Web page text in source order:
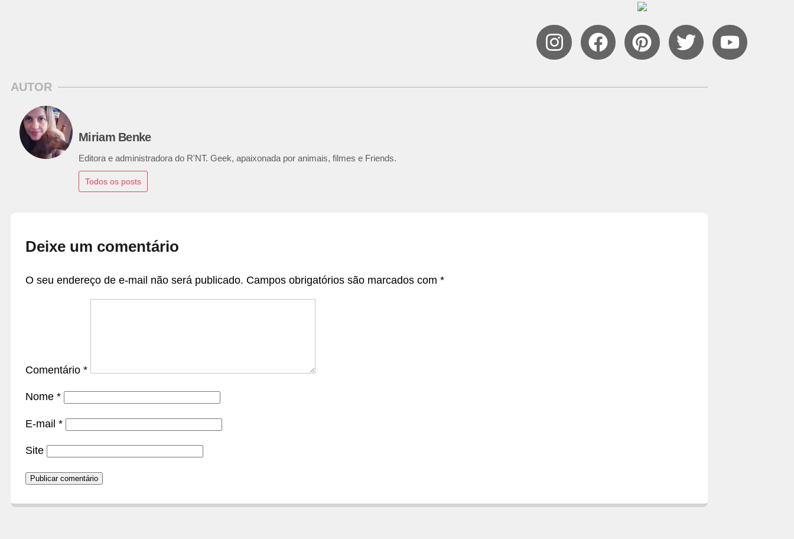
AUTOR
Miriam Benke
Editora e administradora do R'NT. Geek, apaixonada por animais, filmes e Friends.
Todos os posts
Deixe um comentário
O seu endereço de e-mail não será publicado. Campos obrigatórios são marcados com *
Comentário *
Nome *
E-mail *
Site